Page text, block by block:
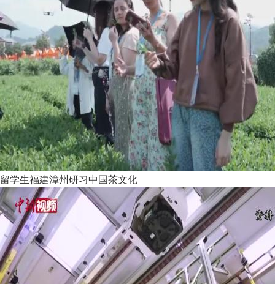
留学生福建漳州研习中国茶文化